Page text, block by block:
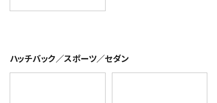
ハッチバック／スポーツ／セダン